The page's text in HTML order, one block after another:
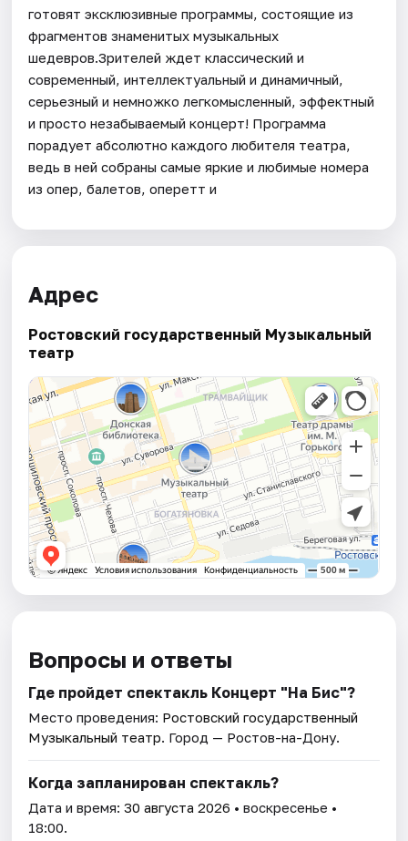
готовят эксклюзивные программы, состоящие из
фрагментов знаменитых музыкальных
шедевров.Зрителей ждет классический и
современный, интеллектуальный и динамичный,
серьезный и немножко легкомысленный, эффектный
и просто незабываемый концерт! Программа
порадует абсолютно каждого любителя театра,
ведь в ней собраны самые яркие и любимые номера
из опер, балетов, оперетт и
Адрес
Ростовский государственный Музыкальный
театр
Вопросы и ответы
Где пройдет спектакль Концерт "На Бис"?
Место проведения: Ростовский государственный
Музыкальный театр. Город — Ростов-на-Дону.
Когда запланирован спектакль?
Дата и время:30 августа 2026 • воскресенье •
18:00.